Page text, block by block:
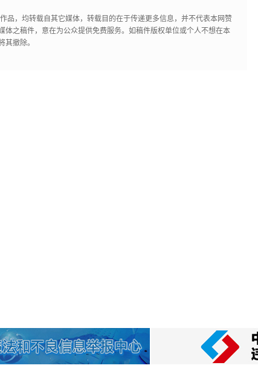
品，均转载自其它媒体，转载目的在于传递更多信息，并不代表本网赞
体之稿件，意在为公众提供免费服务。如稿件版权单位或个人不想在本
其撤除。